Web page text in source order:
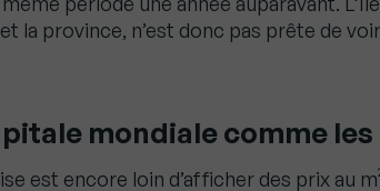
la province, n’est donc pas prête de
mondiale comme
est encore loin d’afficher des prix au